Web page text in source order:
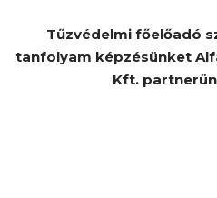
Tűzvédelmi főelőadó
tanfolyam képzésünket
Kft.